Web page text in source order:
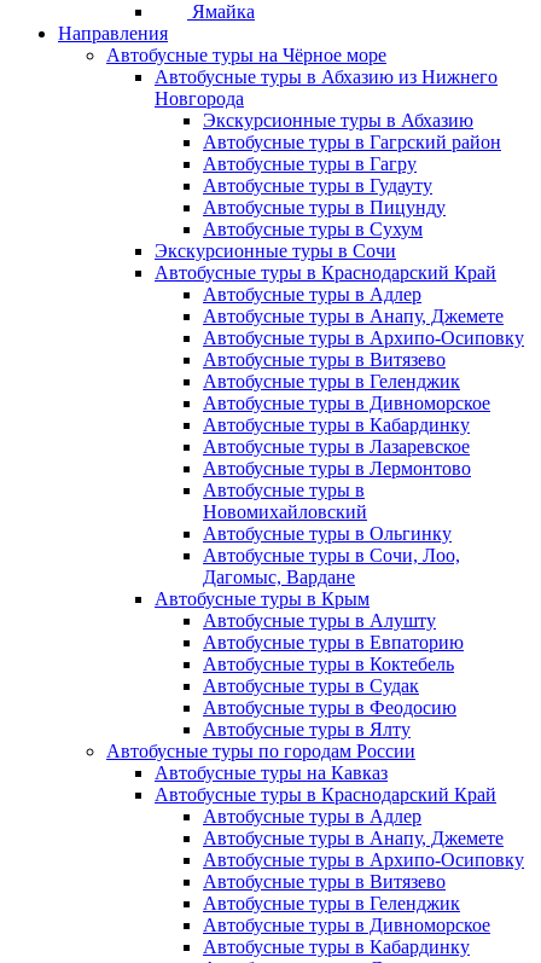
Ямайка
Направления
Автобусные туры на Чёрное море
Автобусные туры в Абхазию из Нижнего
Новгорода
Экскурсионные туры в Абхазию
Автобусные туры в Гагрский район
Автобусные туры в Гагру
Автобусные туры в Гудауту
Автобусные туры в Пицунду
Автобусные туры в Сухум
Экскурсионные туры в Сочи
Автобусные туры в Краснодарский Край
Автобусные туры в Адлер
Автобусные туры в Анапу, Джемете
Автобусные туры в Архипо-Осиповку
Автобусные туры в Витязево
Автобусные туры в Геленджик
Автобусные туры в Дивноморское
Автобусные туры в Кабардинку
Автобусные туры в Лазаревское
Автобусные туры в Лермонтово
Автобусные туры в
Новомихайловский
Автобусные туры в Ольгинку
Автобусные туры в Сочи, Лоо,
Дагомыс, Вардане
Автобусные туры в Крым
Автобусные туры в Алушту
Автобусные туры в Евпаторию
Автобусные туры в Коктебель
Автобусные туры в Судак
Автобусные туры в Феодосию
Автобусные туры в Ялту
Автобусные туры по городам России
Автобусные туры на Кавказ
Автобусные туры в Краснодарский Край
Автобусные туры в Адлер
Автобусные туры в Анапу, Джемете
Автобусные туры в Архипо-Осиповку
Автобусные туры в Витязево
Автобусные туры в Геленджик
Автобусные туры в Дивноморское
Автобусные туры в Кабардинку